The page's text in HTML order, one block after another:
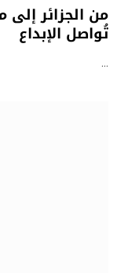
من الجزائر إلى
تُواصل الإبداع
…